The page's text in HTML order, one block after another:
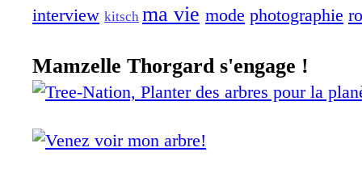
interview kitsch ma vie mode photographie
Mamzelle Thorgard s'engage !